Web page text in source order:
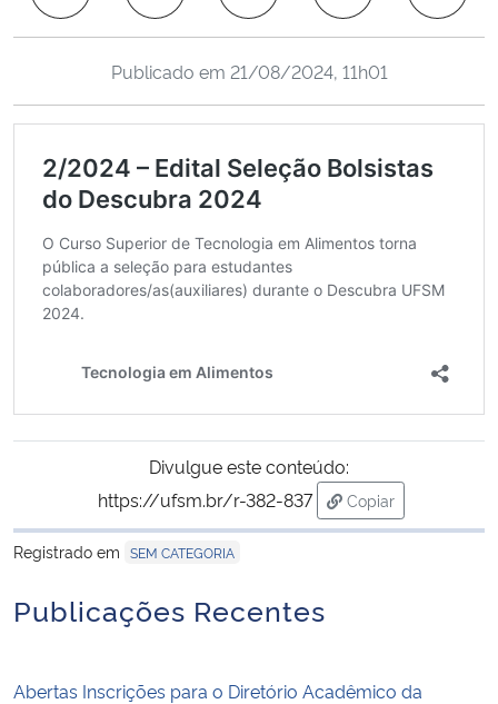
Ministério da Ciência, Tecnologia, Inovações e Comunicações
Ministério do Meio Ambiente
Ministério do Desenvolvimento Regional
Controladoria-Geral da União
Ministério da Mulher, da Família e dos Direitos Humanos
Secretaria-Geral
Secretaria de Governo
Publicado em 21/08/2024, 11h01
Divulgue este conteúdo:
https://ufsm.br/r-382-837
Copiar
para área de
Registrado em SEM CATEGORIA
Publicações Recentes
Abertas Inscrições para o Diretório Acadêmico da